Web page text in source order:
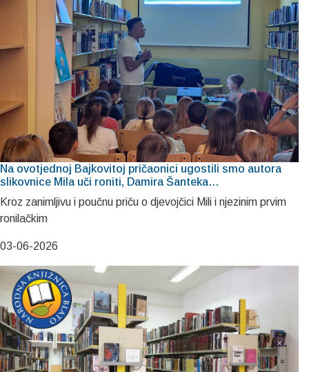
Na ovotjednoj Bajkovitoj pričaonici ugostili smo autora
slikovnice Mila uči roniti, Damira Šanteka…
Kroz zanimljivu i poučnu priču o djevojčici Mili i njezinim prvim
ronilačkim
03-06-2026